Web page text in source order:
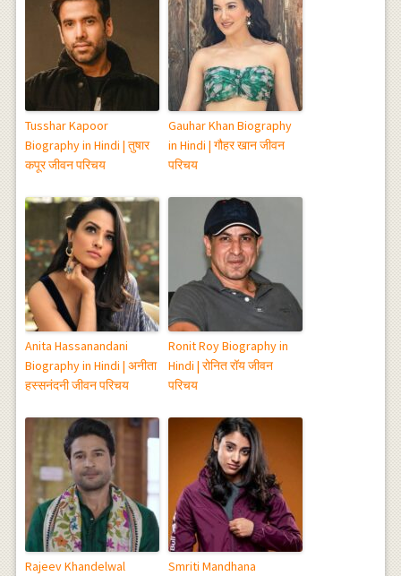
Tusshar Kapoor
Biography in Hindi | तुषार
कपूर जीवन परिचय
Gauhar Khan Biography
in Hindi | गौहर खान जीवन
परिचय
Anita Hassanandani
Biography in Hindi | अनीता
हस्सनंदनी जीवन परिचय
Ronit Roy Biography in
Hindi | रोनित रॉय जीवन
परिचय
Rajeev Khandelwal
Smriti Mandhana